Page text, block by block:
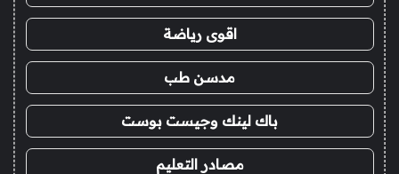
اقوى رياضة
مدسن طب
باك لينك وجيست بوست
مصادر التعليم